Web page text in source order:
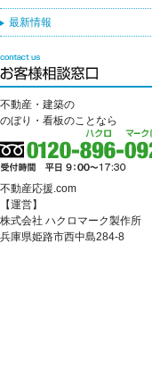
最新情報
不動産・建築の
のぼり・看板のことなら
不動産応援.com
【運営】
株式会社 ハクロマーク製作所
兵庫県姫路市西中島284-8